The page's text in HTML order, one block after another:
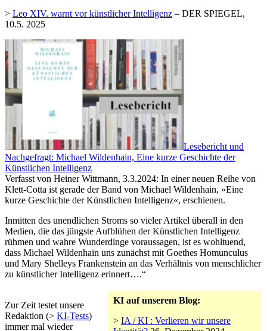
> Leo XIV. warnt vor künstlicher Intelligenz – DER SPIEGEL,
10.5. 2025
Lesebericht und
Nachgefragt: Michael Wildenhain, Eine kurze Geschichte der
Künstlichen Intelligenz
Verfasst von Heiner Wittmann, 3.3.2024: In einer neuen Reihe von
Klett-Cotta ist gerade der Band von Michael Wildenhain, »Eine
kurze Geschichte der Künstlichen Intelligenz«, erschienen.
Inmitten des unendlichen Stroms so vieler Artikel überall in den
Medien, die das jüngste Aufblühen der Künstlichen Intelligenz
rühmen und wahre Wunderdinge voraussagen, ist es wohltuend,
dass Michael Wildenhain uns zunächst mit Goethes Homunculus
und Mary Shelleys Frankenstein an das Verhältnis von menschlicher
zu künstlicher Intelligenz erinnert….“
KI auf unserem Blog:
> IA / KI : Verlieren wir unsere
Zur Zeit testet unsere
Redaktion (> KI-Tests)
immer mal wieder